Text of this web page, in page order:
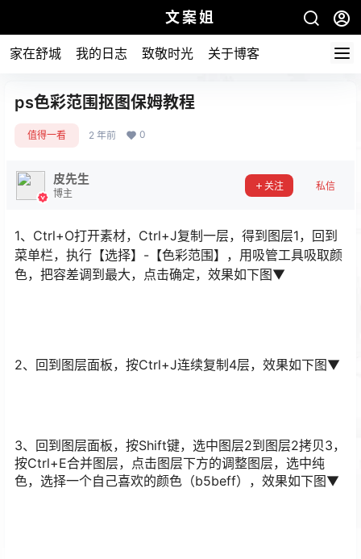
文案姐
家在舒城 我的日志 致敬时光 关于博客
ps色彩范围抠图保姆教程
值得一看 2 年前 0
皮先生
博主
关注 私信
1、Ctrl+O打开素材，Ctrl+J复制一层，得到图层1，回到
菜单栏，执行【选择】-【色彩范围】，用吸管工具吸取颜
色，把容差调到最大，点击确定，效果如下图▼
2、回到图层面板，按Ctrl+J连续复制4层，效果如下图▼
3、回到图层面板，按Shift键，选中图层2到图层2拷贝3，
按Ctrl+E合并图层，点击图层下方的调整图层，选中纯
色，选择一个自己喜欢的颜色（b5beff），效果如下图▼